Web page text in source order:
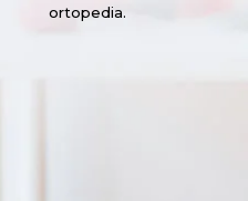
ortopedia.